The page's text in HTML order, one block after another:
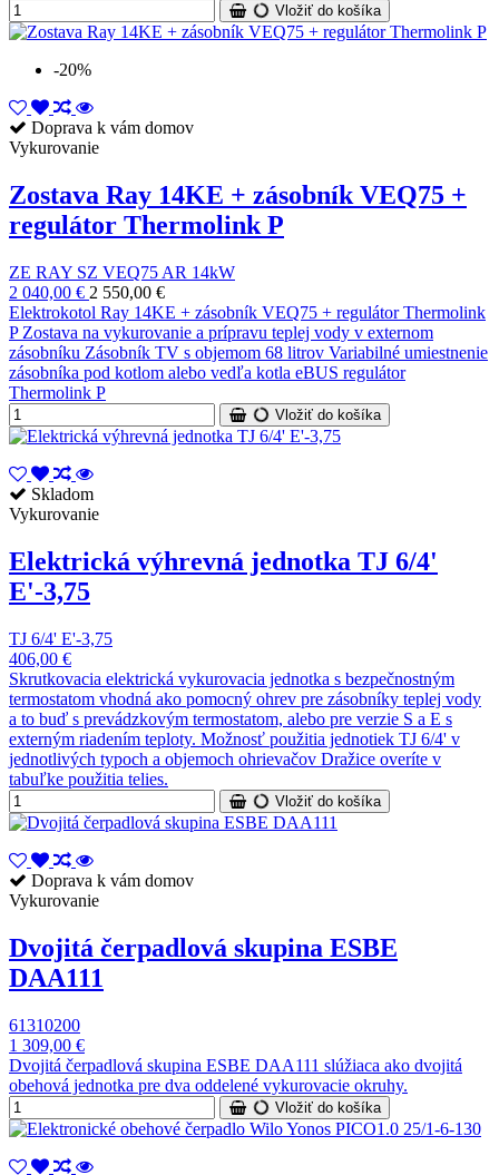
Vložiť do košíka
-20%
Doprava k vám domov
Vykurovanie
Zostava Ray 14KE + zásobník VEQ75 +
regulátor Thermolink P
ZE RAY SZ VEQ75 AR 14kW
2 040,00 € 2 550,00 €
Elektrokotol Ray 14KE + zásobník VEQ75 + regulátor Thermolink
P Zostava na vykurovanie a prípravu teplej vody v externom
zásobníku Zásobník TV s objemom 68 litrov Variabilné umiestnenie
zásobníka pod kotlom alebo vedľa kotla eBUS regulátor
Thermolink P
Vložiť do košíka
Skladom
Vykurovanie
Elektrická výhrevná jednotka TJ 6/4'
E'-3,75
TJ 6/4' E'-3,75
406,00 €
Skrutkovacia elektrická vykurovacia jednotka s bezpečnostným
termostatom vhodná ako pomocný ohrev pre zásobníky teplej vody
a to buď s prevádzkovým termostatom, alebo pre verzie S a E s
externým riadením teploty. Možnosť použitia jednotiek TJ 6/4' v
jednotlivých typoch a objemoch ohrievačov Dražice overíte v
tabuľke použitia telies.
Vložiť do košíka
Doprava k vám domov
Vykurovanie
Dvojitá čerpadlová skupina ESBE
DAA111
61310200
1 309,00 €
Dvojitá čerpadlová skupina ESBE DAA111 slúžiaca ako dvojitá
obehová jednotka pre dva oddelené vykurovacie okruhy.
Vložiť do košíka